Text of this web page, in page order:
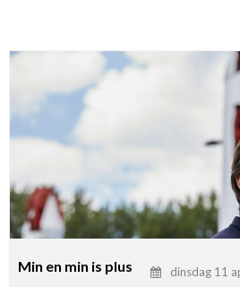
Min en min is plus
dinsdag 11